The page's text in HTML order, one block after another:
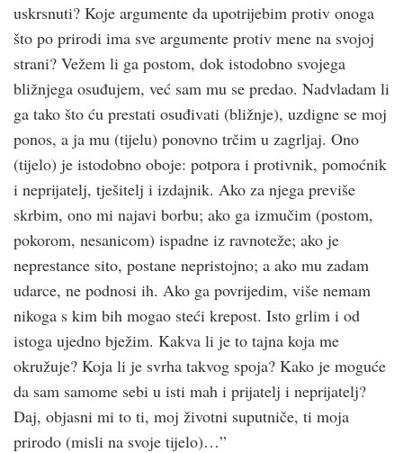
uskrsnuti? Koje argumente da upotrijebim protiv onoga
što po prirodi ima sve argumente protiv mene na svojoj
strani? Vežem li ga postom, dok istodobno svojega
bližnjega osuđujem, već sam mu se predao. Nadvladam li
ga tako što ću prestati osuđivati (bližnje), uzdigne se moj
ponos, a ja mu (tijelu) ponovno trčim u zagrljaj. Ono
(tijelo) je istodobno oboje: potpora i protivnik, pomoćnik
i neprijatelj, tješitelj i izdajnik. Ako za njega previše
skrbim, ono mi najavi borbu; ako ga izmučim (postom,
pokorom, nesanicom) ispadne iz ravnoteže; ako je
neprestance sito, postane nepristojno; a ako mu zadam
udarce, ne podnosi ih. Ako ga povrijedim, više nemam
nikoga s kim bih mogao steći krepost. Isto grlim i od
istoga ujedno bježim. Kakva li je to tajna koja me
okružuje? Koja li je svrha takvog spoja? Kako je moguće
da sam samome sebi u isti mah i prijatelj i neprijatelj?
Daj, objasni mi to ti, moj životni suputniče, ti moja
prirodo (misli na svoje tijelo)…”